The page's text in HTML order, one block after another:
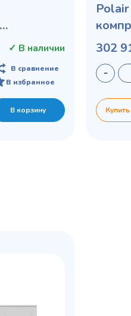
агрегат
✓ В наличии
В сравнение
В избранное
В корзину
302